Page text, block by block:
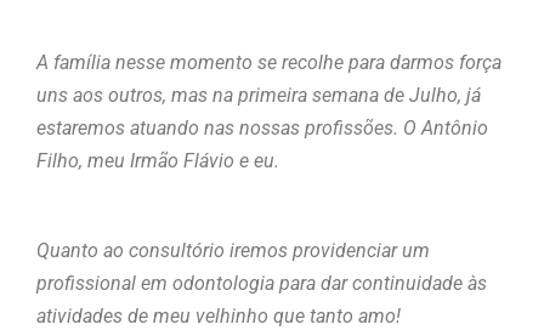
A família nesse momento se recolhe para darmos força
uns aos outros, mas na primeira semana de Julho, já
estaremos atuando nas nossas profissões. O Antônio
Filho, meu Irmão Flávio e eu.
Quanto ao consultório iremos providenciar um
profissional em odontologia para dar continuidade às
atividades de meu velhinho que tanto amo!